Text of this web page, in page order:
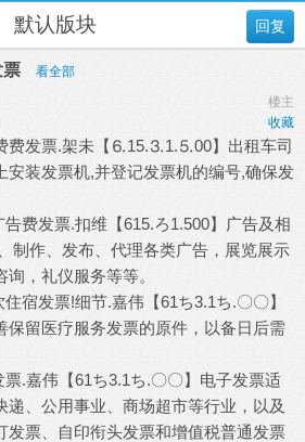
回复
默认版块
票 看全部
楼主
收藏
费发票.架未【⒍15.⒊1.⒌00】出租车司
安装发票机,并登记发票机的编号,确保发
费发票.扣维【615.ろ1.500】广告及相
制作、发布、代理各类广告，展览展示
，礼仪服务等等。
宿发票!细节.嘉伟【61ち3.1ち.〇〇】
保留医疗服务发票的原件，以备日后需
.嘉伟【61ち3.1ち.〇〇】电子发票适
递、公用事业、商场超市等行业，以及
发票、自印衔头发票和增值税普通发票